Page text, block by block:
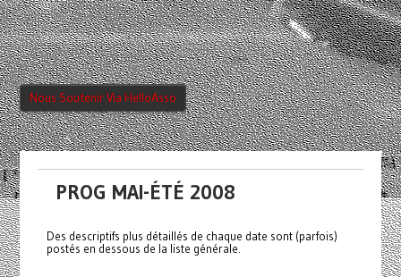
Nous Soutenir Via HelloAsso
PROG MAI-ÉTÉ 2008
Des descriptifs plus détaillés de chaque date sont (parfois)
postés en dessous de la liste générale.